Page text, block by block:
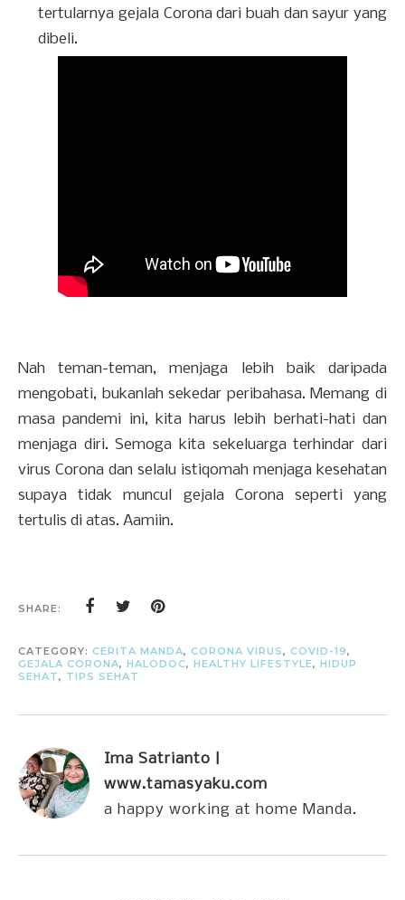
tertularnya gejala Corona dari buah dan sayur yang
dibeli.
Nah teman-teman, menjaga lebih baik daripada
mengobati, bukanlah sekedar peribahasa. Memang di
masa pandemi ini, kita harus lebih berhati-hati dan
menjaga diri. Semoga kita sekeluarga terhindar dari
virus Corona dan selalu istiqomah menjaga kesehatan
supaya tidak muncul gejala Corona seperti yang
tertulis di atas. Aamiin.
SHARE:
CATEGORY: CERITA MANDA, CORONA VIRUS, COVID-19,
GEJALA CORONA, HALODOC, HEALTHY LIFESTYLE, HIDUP
SEHAT, TIPS SEHAT
Ima Satrianto |
www.tamasyaku.com
a happy working at home Manda.